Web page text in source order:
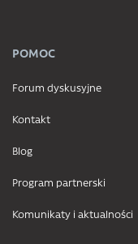
POMOC
Forum dyskusyjne
Kontakt
Blog
Program partnerski
Komunikaty i aktualności